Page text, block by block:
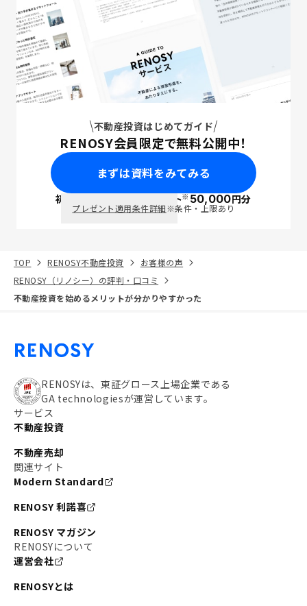
不動産投資はじめてガイド
RENOSY会員限定で無料公開中！
まずは資料をみてみる
初回面談で ポイント※50,000円分
プレゼント適用条件詳細※条件・上限あり
TOP RENOSY不動産投資
お客様の声
RENOSY（リノシー）の評判・口コミ
不動産投資を始めるメリットが分かりやすかった
RENOSYは、東証グロース上場企業である
GA technologiesが運営しています。
サービス
不動産投資
不動産売却
関連サイト
Modern Standard
RENOSY 利諾喜
RENOSY マガジン
RENOSYについて
運営会社
RENOSYとは